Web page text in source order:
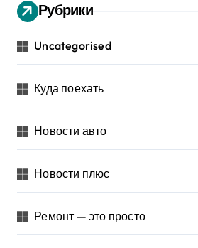
Рубрики
Uncategorised
Куда поехать
Новости авто
Новости плюс
Ремонт — это просто